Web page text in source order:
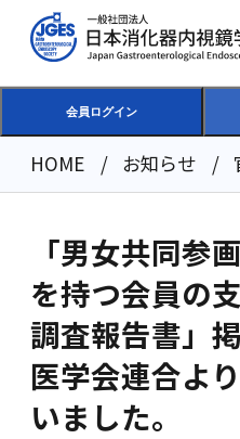
会員ログイン
HOME お知らせ
「男女共同参
を持つ会員の
調査報告書」
医学会連合よ
いました。